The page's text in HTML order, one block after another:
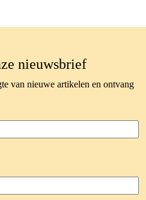
nieuwsbrief
van nieuwe artikelen en ontvang